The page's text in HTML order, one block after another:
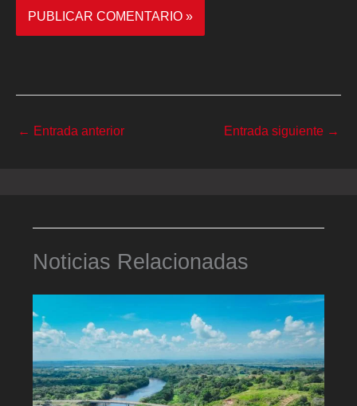
← Entrada anterior Entrada siguiente →
Noticias Relacionadas